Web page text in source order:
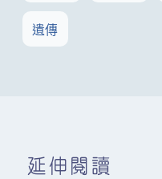
遺傳
延伸閱讀